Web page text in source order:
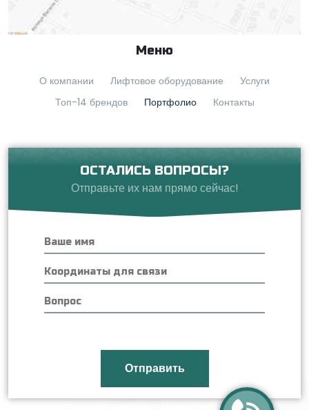
Меню
О компании Лифтовое оборудование
Услуги
Топ-14 брендов
Портфолио Контакты
ОСТАЛИСЬ ВОПРОСЫ?
Отправьте их нам прямо сейчас!